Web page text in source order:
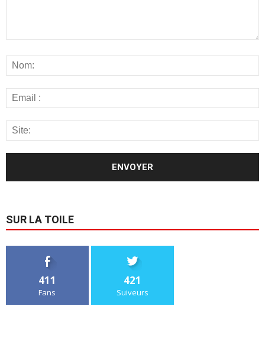
SUR LA TOILE
411
Fans
421
Suiveurs